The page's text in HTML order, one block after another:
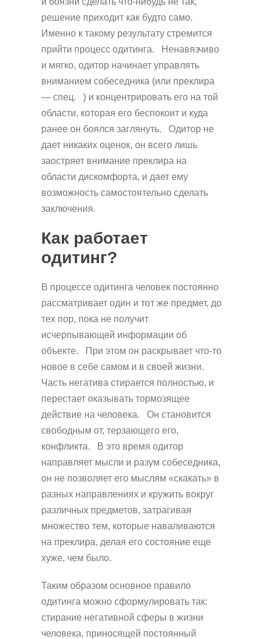
решение приходит как будто само.
Именно к такому результату стремится
прийти процесс одитинга. Ненавязчиво
и мягко, одитор начинает управлять
вниманием собеседника (или преклира
— спец. ) и концентрировать его на той
области, которая его беспокоит и куда
ранее он боялся заглянуть. Одитор не
дает никаких оценок, он всего лишь
заостряет внимание преклира на
области дискомфорта, и дает ему
возможность самостоятельно сделать
заключения.
Как работает
одитинг?
В процессе одитинга человек постоянно
рассматривает один и тот же предмет, до
тех пор, пока не получит
исчерпывающей информации об
объекте. При этом он раскрывает что-то
новое в себе самом и в своей жизни.
Часть негатива стирается полностью, и
перестает оказывать тормозящее
действие на человека. Он становится
свободным от, терзающего его,
конфликта. В это время одитор
направляет мысли и разум собеседника,
он не позволяет его мыслям «скакать» в
разных направлениях и кружить вокруг
различных предметов, затрагивая
множество тем, которые наваливаются
на преклира, делая его состояние еще
хуже, чем было.
Таким образом основное правило
одитинга можно сформулировать так:
стирание негативной сферы в жизни
человека, приносящей постоянный